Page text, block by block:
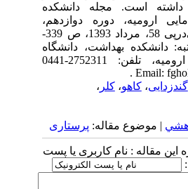
است. مجله دانشکده
ارومیه، دوره دوازدهم،
شماره پنجم، پی‌درپی 58، مرداد 1393، ص 339-
دانشکده بهداشت، دانشگاه
علوم پزشکی ارومیه، تلفن: 2752311-0441
Email:
،کاهو،کلر،
| موضوع مقاله:پرستاری
این مقاله : نام کاربری یا پست